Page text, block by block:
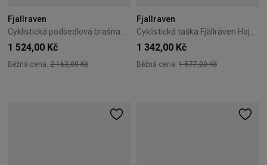
Fjallraven
1 524,00 Kč
Běžná cena: 2 163,00 Kč
Fjallraven
1 342,00 Kč
Běžná cena: 1 577,00 Kč